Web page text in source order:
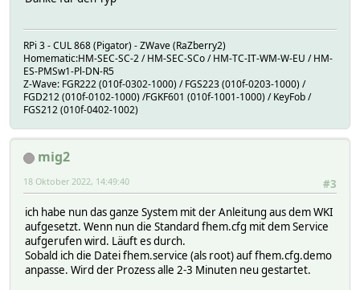
RPi 3 - CUL 868 (Pigator) - ZWave (RaZberry2)
Homematic:HM-SEC-SC-2 / HM-SEC-SCo / HM-TC-IT-WM-W-EU / HM-
ES-PMSw1-Pl-DN-R5
Z-Wave: FGR222 (010f-0302-1000) / FGS223 (010f-0203-1000) /
FGD212 (010f-0102-1000) /FGKF601 (010f-1001-1000) / KeyFob /
FGS212 (010f-0402-1002)
mig2
#3
18 Oktober 2022, 14:49:40
ich habe nun das ganze System mit der Anleitung aus dem WKI
aufgesetzt. Wenn nun die Standard fhem.cfg mit dem Service
aufgerufen wird. Läuft es durch.
Sobald ich die Datei fhem.service (als root) auf fhem.cfg.demo
anpasse. Wird der Prozess alle 2-3 Minuten neu gestartet.